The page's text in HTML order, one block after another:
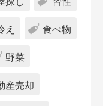
え 食べ物
野菜
産売却